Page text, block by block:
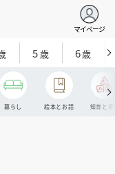
マイページ
5歳 6歳
暮らし 絵本とお話 知育と探